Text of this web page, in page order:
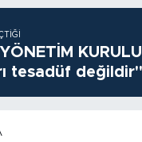
tesadüf değildir"